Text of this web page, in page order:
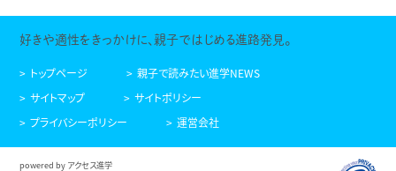
好きや適性をきっかけに、親子ではじめる進路発見。
トップページ
親子で読みたい進学NEWS
サイトマップ
サイトポリシー
プライバシーポリシー
運営会社
powered by アクセス進学